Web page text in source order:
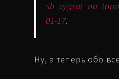
01-17.
Ну, а теперь обо